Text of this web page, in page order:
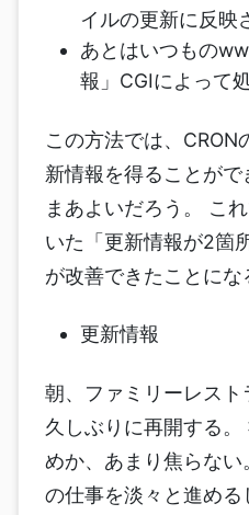
イルの更新に反映
あとはいつもの
報」CGIによって
この方法では、CRON
新情報を得ることがで
まあよいだろう。 こ
いた「更新情報が2箇
が改善できたことにな
更新情報
朝、ファミリーレス
久しぶりに再開する
めか、あまり焦らな
の仕事を淡々と進め